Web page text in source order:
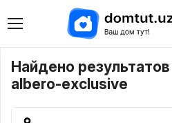
Найдено результатов
albero-exclusive